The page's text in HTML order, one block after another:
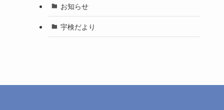
お知らせ
宇検だより